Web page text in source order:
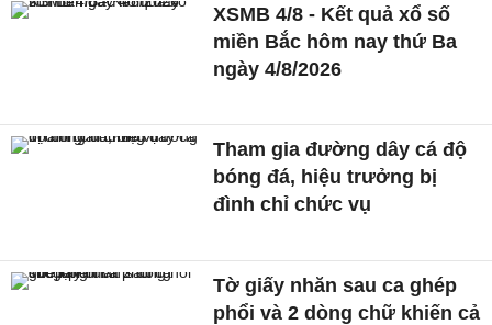
XSMB 4/8 - Kết quả xổ số
miền Bắc hôm nay thứ Ba
ngày 4/8/2026
Tham gia đường dây cá độ
bóng đá, hiệu trưởng bị
đình chỉ chức vụ
Tờ giấy nhăn sau ca ghép
phổi và 2 dòng chữ khiến cả